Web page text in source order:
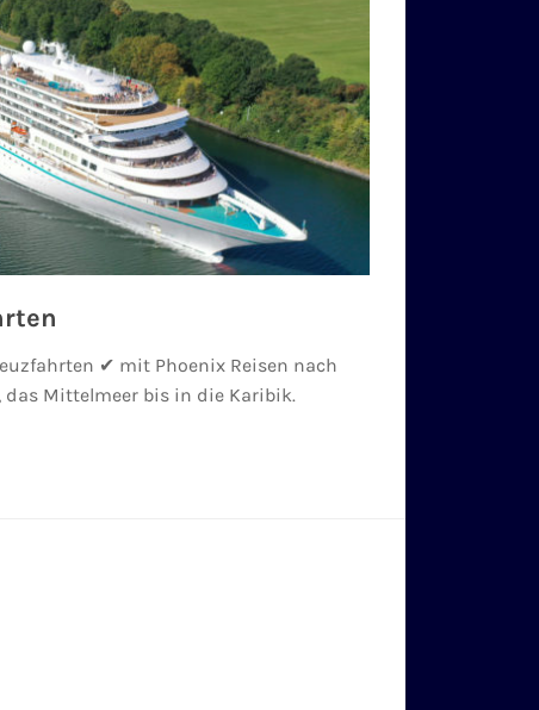
✔ mit Phoenix Reisen nach
das Mittelmeer bis in die Karibik.